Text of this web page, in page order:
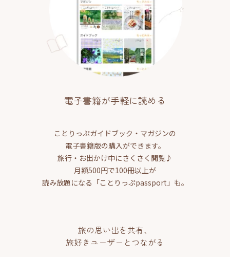
電子書籍が手軽に読める
ことりっぷガイドブック・マガジンの
電子書籍版の購入ができます。
旅行・お出かけ中にさくさく閲覧♪
月額500円で100冊以上が
読み放題になる「ことりっぷpassport」も。
旅の思い出を共有、
旅好きユーザーとつながる